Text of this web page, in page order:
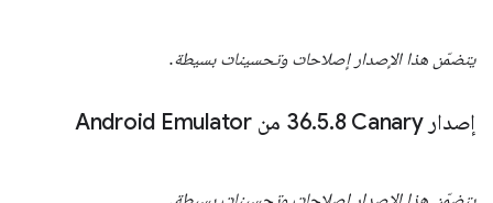
يتضمّن هذا الإصدار إصلاحات وتحسينات بسيطة.
إصدار Canary‏ 36 .5.8 من Android Emulator